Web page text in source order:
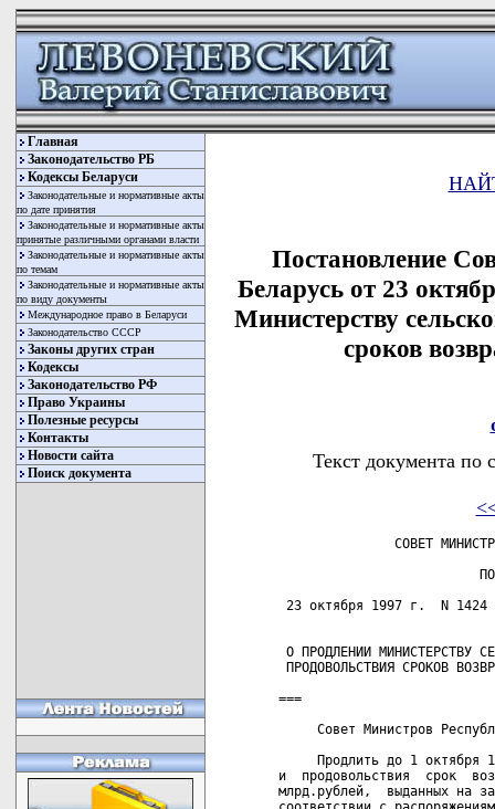
Главная
Законодательство РБ
Кодексы Беларуси
Законодательные и нормативные акты
по дате принятия
Законодательные и нормативные акты
принятые различными органами власти
Законодательные и нормативные акты
по темам
Законодательные и нормативные акты
по виду документы
Международное право в Беларуси
Законодательство СССР
Законы других стран
Кодексы
Законодательство РФ
Право Украины
Полезные ресурсы
Контакты
Новости сайта
Поиск документа
Постановление
Беларусь от 23
Министерству
сроков
Текст документа по
СОВЕТ
23 октября 1997 г.
О ПРОДЛЕНИИ МИНИСТЕРСТВУ
ПРОДОВОЛЬСТВИЯ СРОКОВ
===
Совет Министров
Продлить до 1 октября
и  продовольствия  срок
млрд.рублей,  выданных на